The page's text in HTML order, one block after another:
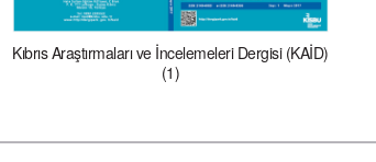
Kıbrıs Araştırmaları ve İncelemeleri Dergisi (KAİD)
(1)